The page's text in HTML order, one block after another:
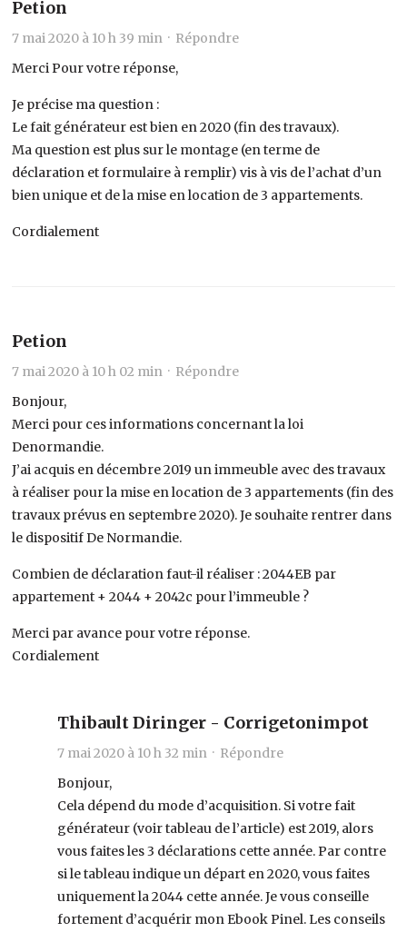
Petion
7 mai 2020 à 10 h 39 min · Répondre
Merci Pour votre réponse,
Je précise ma question :
Le fait générateur est bien en 2020 (fin des travaux).
Ma question est plus sur le montage (en terme de
déclaration et formulaire à remplir) vis à vis de l’achat d’un
bien unique et de la mise en location de 3 appartements.
Cordialement
Petion
7 mai 2020 à 10 h 02 min · Répondre
Bonjour,
Merci pour ces informations concernant la loi
Denormandie.
J’ai acquis en décembre 2019 un immeuble avec des travaux
à réaliser pour la mise en location de 3 appartements (fin des
travaux prévus en septembre 2020). Je souhaite rentrer dans
le dispositif De Normandie.
Combien de déclaration faut-il réaliser : 2044EB par
appartement + 2044 + 2042c pour l’immeuble ?
Merci par avance pour votre réponse.
Cordialement
Thibault Diringer - Corrigetonimpot
7 mai 2020 à 10 h 32 min · Répondre
Bonjour,
Cela dépend du mode d’acquisition. Si votre fait
générateur (voir tableau de l’article) est 2019, alors
vous faites les 3 déclarations cette année. Par contre
si le tableau indique un départ en 2020, vous faites
uniquement la 2044 cette année. Je vous conseille
fortement d’acquérir mon Ebook Pinel. Les conseils